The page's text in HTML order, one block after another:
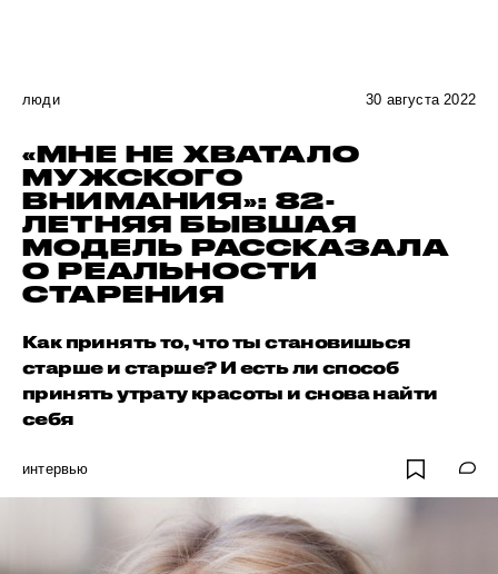
люди 30 августа 2022
«МНЕ НЕ ХВАТАЛО
МУЖСКОГО
ВНИМАНИЯ»: 82-
ЛЕТНЯЯ БЫВШАЯ
МОДЕЛЬ РАССКАЗАЛА
О РЕАЛЬНОСТИ
СТАРЕНИЯ
Как принять то, что ты становишься
старше и старше? И есть ли способ
принять утрату красоты и снова найти
себя
интервью